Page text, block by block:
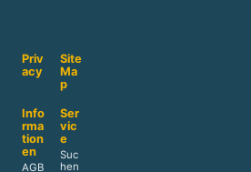
Priv
acy
Site
Ma
p
Info
rma
tion
en
AGB
Ser
vic
e
Suc
hen